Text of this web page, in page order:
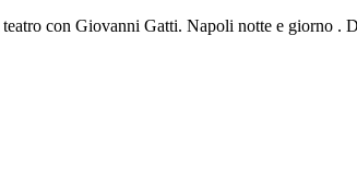
con Giovanni Gatti. Napoli notte e giorno